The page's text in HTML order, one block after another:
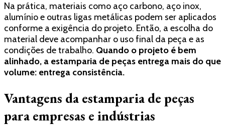
Na prática, materiais como aço carbono, aço inox,
alumínio e outras ligas metálicas podem ser aplicados
conforme a exigência do projeto. Então, a escolha do
material deve acompanhar o uso final da peça e as
condições de trabalho. Quando o projeto é bem
alinhado, a estamparia de peças entrega mais do que
volume: entrega consistência.
Vantagens da estamparia de peças
para empresas e indústrias